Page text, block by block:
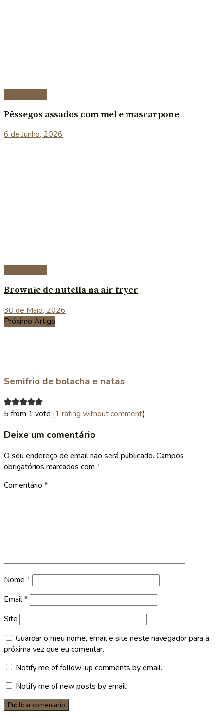
Pêssegos assados com mel e mascarpone
6 de Junho, 2026
Brownie de nutella na air fryer
30 de Maio, 2026
Próximo Artigo
Semifrio de bolacha e natas
5 from 1 vote (1 rating without comment)
Deixe um comentário
O seu endereço de email não será publicado. Campos
obrigatórios marcados com *
Comentário *
Nome *
Email*
Site
Guardar o meu nome, email e site neste navegador para a
próxima vez que eu comentar.
Notify me of follow-up comments by email.
Notify me of new posts by email.